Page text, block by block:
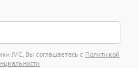
JVC, Вы соглашаетесь с Политикой